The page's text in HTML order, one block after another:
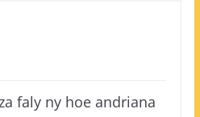
faly ny hoe andriana